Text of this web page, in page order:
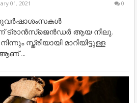
01, 2021 0
ട്രാൻസ്ജെൻഡർ ആയ നീലു.
സ്ത്രീയായി മാറിയിട്ടുള്ള
...